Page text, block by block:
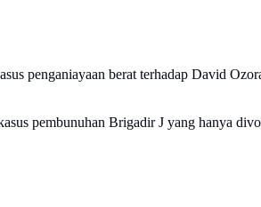
penganiayaan berat terhadap David
pembunuhan Brigadir J yang hanya